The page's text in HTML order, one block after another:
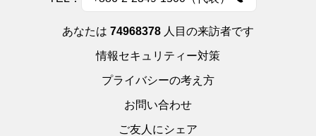
あなたは 74968378 人目の来訪者です
情報セキュリティー対策
プライバシーの考え方
お問い合わせ
ご友人にシェア